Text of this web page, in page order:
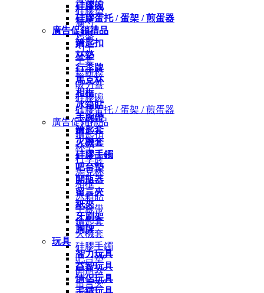
硅膠碗
硅膠蛋托 / 蛋架 / 煎蛋器
廣告促銷禮品
鑰匙扣
杯墊
行李牌
馬克杯
相框
冰箱貼
手腕帶
鑰匙套
火機套
硅膠手鐲
吧台墊
開瓶器
留言夾
紙夾
牙刷架
胸牌
玩具
智力玩具
益智玩具
情侶玩具
毛絨玩具
硅膠墊
濾勺
烤盤
勺子
手套
鬆餅糢
吸力蓋
硅膠碗
硅膠蛋托 / 蛋架 / 煎蛋器
廣告促銷禮品
鑰匙扣
杯墊
行李牌
馬克杯
相框
冰箱貼
手腕帶
鑰匙套
火機套
硅膠手鐲
吧台墊
開瓶器
留言夾